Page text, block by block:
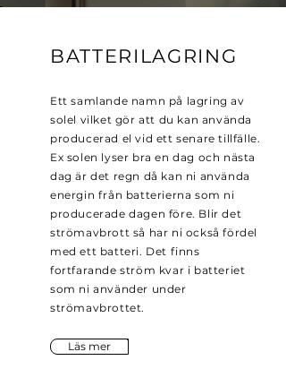
BATTERILAGRING
Ett samlande namn på lagring av
solel vilket gör att du kan använda
producerad el vid ett senare tillfälle.
Ex solen lyser bra en dag och nästa
dag är det regn då kan ni använda
energin från batterierna som ni
producerade dagen före. Blir det
strömavbrott så har ni också fördel
med ett batteri. Det finns
fortfarande ström kvar i batteriet
som ni använder under
strömavbrottet.
Läs mer